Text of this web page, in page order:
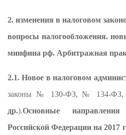
2. изменения в налоговом
вопросы налогообложения.
минфина рф. Арбитражная
2.1. Новое в налоговом
законы № 130-ФЗ, № 134-ФЗ,
др.).Основные
Российской Федерации на 2017